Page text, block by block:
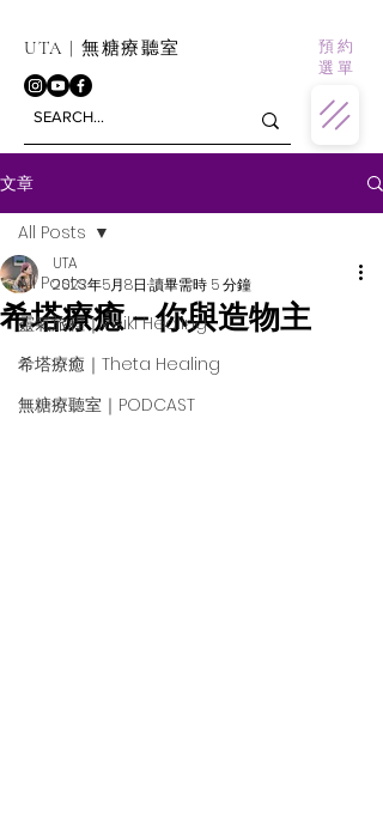
UTA | 無糖療聽室
預 約
選 單
文章
All Posts
靈氣旅程｜Reiki Healing
希塔療癒｜Theta Healing
無糖療聽室｜PODCAST
All Posts
希塔療癒－你與造物主
UTA
2023年5月8日 讀畢需時 5 分鐘